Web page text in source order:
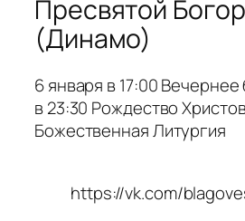
Пресвятой
(Динамо)
6 января в 17:00
в 23:30 Рождество
Божественная Литургия
https://vk.com/